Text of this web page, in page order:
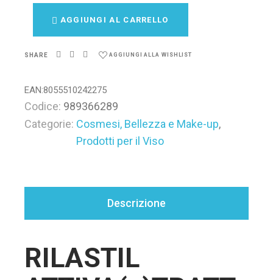
AGGIUNGI AL CARRELLO
SHARE AGGIUNGI ALLA WISHLIST
EAN:8055510242275
Codice: 989366289
Categorie: Cosmesi, Bellezza e Make-up,
Prodotti per il Viso
Descrizione
RILASTIL